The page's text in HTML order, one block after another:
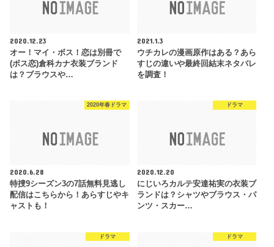
2020.12.23
オー！マイ・ボス！恋は別冊で
(ボス恋)倉科カナ衣装ブランド
は？ブラウスや…
2021.1.3
ウチカレの漫画原作はある？あら
すじの違いや最終回結末ネタバレ
を調査！
2020年春ドラマ
2020.6.28
特捜9シーズン3の7話無料見逃し
配信はこちらから！あらすじやキ
ャストも！
ドラマ
2020.12.20
にじいろカルテ安達祐実の衣装ブ
ランドは？シャツやブラウス・パ
ンツ・スカー…
ドラマ ドラマ